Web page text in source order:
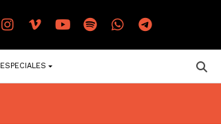
ESPECIALES